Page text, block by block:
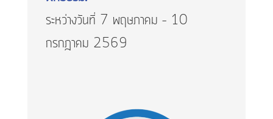
ระหว่างวันที่ 7 พฤษภาคม – 10
กรกฎาคม 2569